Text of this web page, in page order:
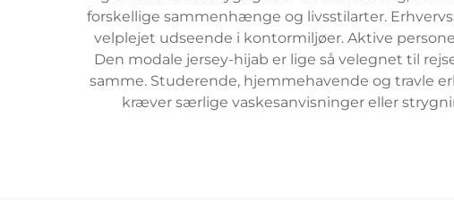
forskellige sammenhænge og livsstilarter.
velplejet udseende i kontormiljøer. Aktive
Den modale jersey-hijab er lige så velegnet til
samme. Studerende, hjemmehavende og travle
kræver særlige vaskesanvisninger eller